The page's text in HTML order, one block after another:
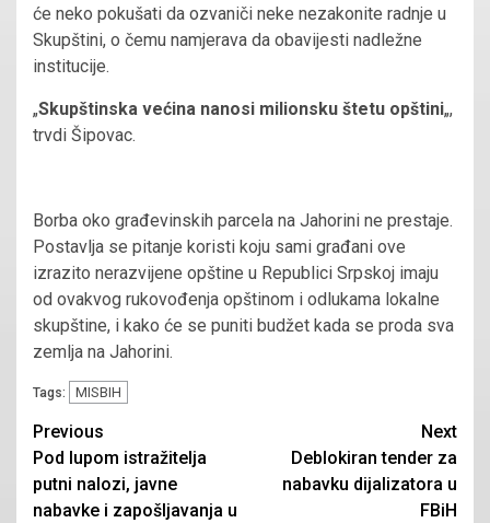
će neko pokušati da ozvaniči neke nezakonite radnje u
Skupštini, o čemu namjerava da obavijesti nadležne
institucije.
„Skupštinska većina nanosi milionsku štetu opštini„,
trvdi Šipovac.
Borba oko građevinskih parcela na Jahorini ne prestaje.
Postavlja se pitanje koristi koju sami građani ove
izrazito nerazvijene opštine u Republici Srpskoj imaju
od ovakvog rukovođenja opštinom i odlukama lokalne
skupštine, i kako će se puniti budžet kada se proda sva
zemlja na Jahorini.
Tags: MISBIH
Continue
Reading
Previous
Pod lupom istražitelja
putni nalozi, javne
nabavke i zapošljavanja u
Next
Deblokiran tender za
nabavku dijalizatora u
FBiH